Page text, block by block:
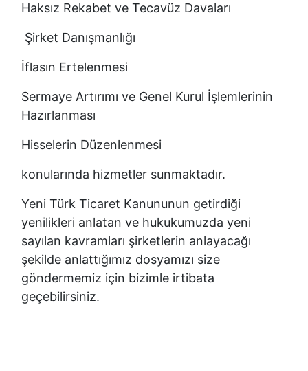
Haksız Rekabet ve Tecavüz Davaları
Şirket Danışmanlığı
İflasın Ertelenmesi
Sermaye Artırımı ve Genel Kurul İşlemlerinin
Hazırlanması
Hisselerin Düzenlenmesi
konularında hizmetler sunmaktadır.
Yeni Türk Ticaret Kanununun getirdiği
yenilikleri anlatan ve hukukumuzda yeni
sayılan kavramları şirketlerin anlayacağı
şekilde anlattığımız dosyamızı size
göndermemiz için bizimle irtibata
geçebilirsiniz.